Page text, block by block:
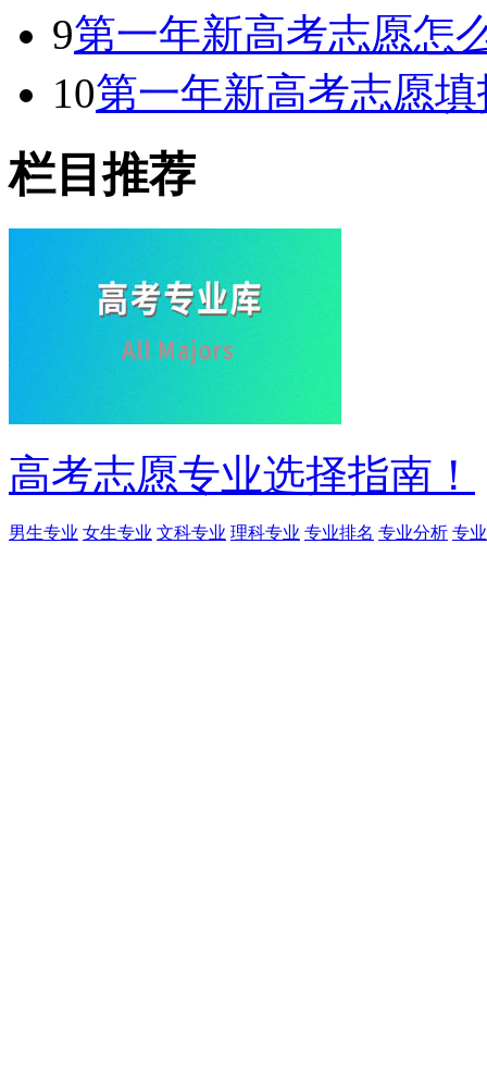
9第一年新高考志愿怎
10第一年新高考志愿
栏目推荐
高考志愿专业选择指南！
男生专业 女生专业 文科专业 理科专业 专业排名 专业分析 专